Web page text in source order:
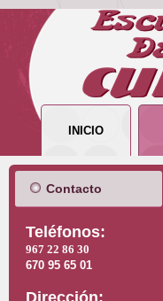
INICIO
Contacto
Teléfonos:
967 22 86 30
670 95 65 01
Dirección: